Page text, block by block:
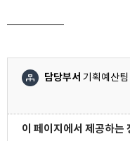
담당부서 기획예산팀
이 페이지에서 제공하는